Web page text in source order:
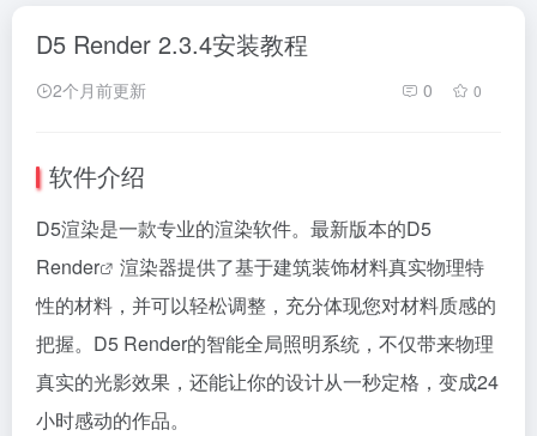
D5 Render 2.3.4安装教程
2个月前更新 0 0
软件介绍
D5渲染是一款专业的渲染软件。最新版本的D5
Render
渲染器提供了基于建筑装饰材料真实物理特
性的材料，并可以轻松调整，充分体现您对材料质感的
把握。D5 Render的智能全局照明系统，不仅带来物理
真实的光影效果，还能让你的设计从一秒定格，变成24
小时感动的作品。